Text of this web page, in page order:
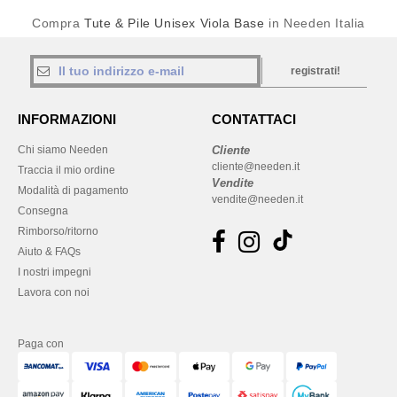
CompraTute & Pile Unisex Viola Base in Needen Italia
registrati!
INFORMAZIONI
Chi siamo Needen
Traccia il mio ordine
Modalità di pagamento
Consegna
Rimborso/ritorno
Aiuto & FAQs
I nostri impegni
Lavora con noi
CONTATTACI
Cliente
cliente@needen.it
Vendite
vendite@needen.it
Paga con